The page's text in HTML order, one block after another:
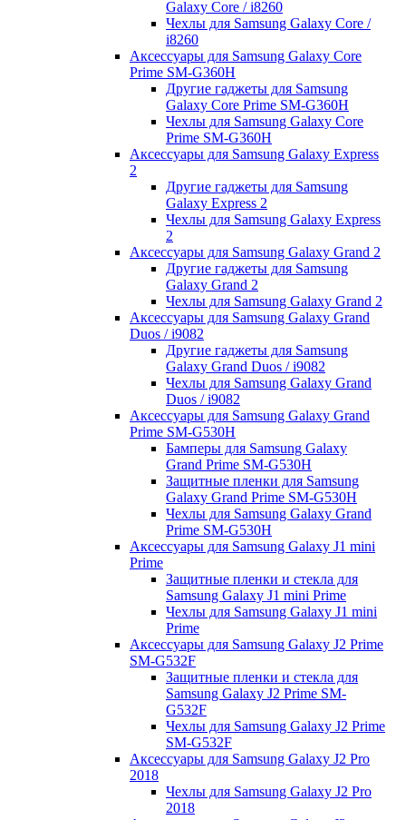
Galaxy Core / i8260
Чехлы для Samsung Galaxy Core /
i8260
Аксессуары для Samsung Galaxy Core
Prime SM-G360H
Другие гаджеты для Samsung
Galaxy Core Prime SM-G360H
Чехлы для Samsung Galaxy Core
Prime SM-G360H
Аксессуары для Samsung Galaxy Express
2
Другие гаджеты для Samsung
Galaxy Express 2
Чехлы для Samsung Galaxy Express
2
Аксессуары для Samsung Galaxy Grand 2
Другие гаджеты для Samsung
Galaxy Grand 2
Чехлы для Samsung Galaxy Grand 2
Аксессуары для Samsung Galaxy Grand
Duos / i9082
Другие гаджеты для Samsung
Galaxy Grand Duos / i9082
Чехлы для Samsung Galaxy Grand
Duos / i9082
Аксессуары для Samsung Galaxy Grand
Prime SM-G530H
Бамперы для Samsung Galaxy
Grand Prime SM-G530H
Защитные пленки для Samsung
Galaxy Grand Prime SM-G530H
Чехлы для Samsung Galaxy Grand
Prime SM-G530H
Аксессуары для Samsung Galaxy J1 mini
Prime
Защитные пленки и стекла для
Samsung Galaxy J1 mini Prime
Чехлы для Samsung Galaxy J1 mini
Prime
Аксессуары для Samsung Galaxy J2 Prime
SM-G532F
Защитные пленки и стекла для
Samsung Galaxy J2 Prime SM-
G532F
Чехлы для Samsung Galaxy J2 Prime
SM-G532F
Аксессуары для Samsung Galaxy J2 Pro
2018
Чехлы для Samsung Galaxy J2 Pro
2018